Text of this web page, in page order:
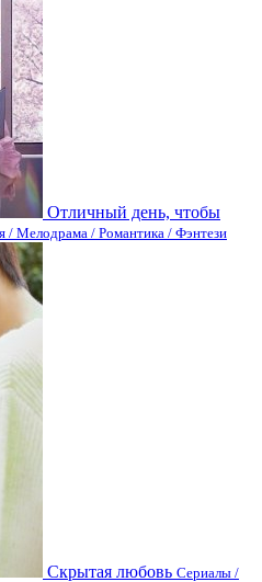
Отличный день, чтобы
/ Мелодрама / Романтика / Фэнтези
Скрытая любовь Сериалы /